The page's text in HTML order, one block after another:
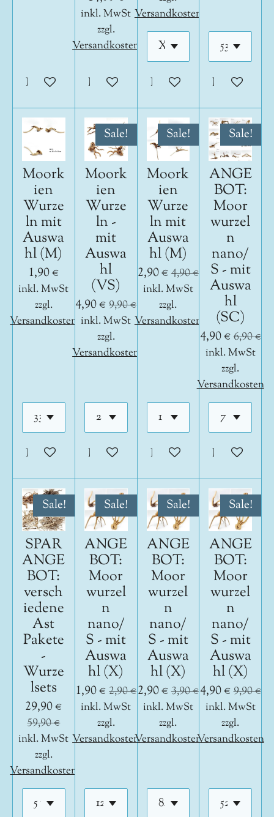
In den Warenkorb
inkl. MwSt
zzgl.
Versandkosten
In den Warenkorb
Versandkosten
In den Warenkorb
In den
Moork
ien
Wurze
ln mit
Auswa
hl (M)
1,90 €
inkl. MwSt
zzgl.
Versandkosten
In den Warenkorb
Sale!
Moork
ien
Wurze
ln -
mit
Auswa
hl
(VS)
4,90 € 9,90 €
inkl. MwSt
zzgl.
Versandkosten
In den Warenkorb
Sale!
Moork
ien
Wurze
ln mit
Auswa
hl (M)
2,90 € 4,90 €
inkl. MwSt
zzgl.
Versandkosten
In den Warenkorb
Sale!
ANGE
BOT:
Moor
wurzel
n
nano/
S - mit
Auswa
hl
(SC)
4,90 €6,90 €
inkl. MwSt
zzgl.
Versandkosten
In den
Sale!
SPAR
ANGE
BOT:
versch
iedene
Ast
Pakete
-
Wurze
lsets
29,90 €
59,90 €
inkl. MwSt
zzgl.
Versandkosten
Sale!
ANGE
BOT:
Moor
wurzel
n
nano/
S - mit
Auswa
hl (X)
1,90 € 2,90 €
inkl. MwSt
zzgl.
Versandkosten
Sale!
ANGE
BOT:
Moor
wurzel
n
nano/
S - mit
Auswa
hl (X)
2,90 € 3,90 €
inkl. MwSt
zzgl.
Versandkosten
Sale!
ANGE
BOT:
Moor
wurzel
n
nano/
S - mit
Auswa
hl (X)
4,90 €9,90 €
inkl. MwSt
zzgl.
Versandkosten